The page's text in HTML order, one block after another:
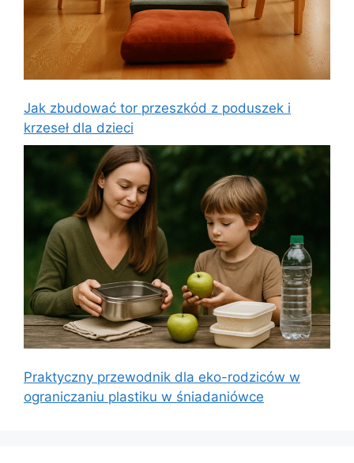
Jak zbudować tor przeszkód z poduszek i
krzeseł dla dzieci
Praktyczny przewodnik dla eko-rodziców w
ograniczaniu plastiku w śniadaniówce